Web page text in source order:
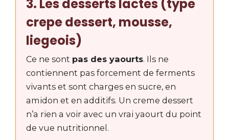
3. Les desserts lactes (type
crepe dessert, mousse,
liegeois)
Ce ne sont pas des yaourts. Ils ne
contiennent pas forcement de ferments
vivants et sont charges en sucre, en
amidon et en additifs. Un creme dessert
n’a rien a voir avec un vrai yaourt du point
de vue nutritionnel.